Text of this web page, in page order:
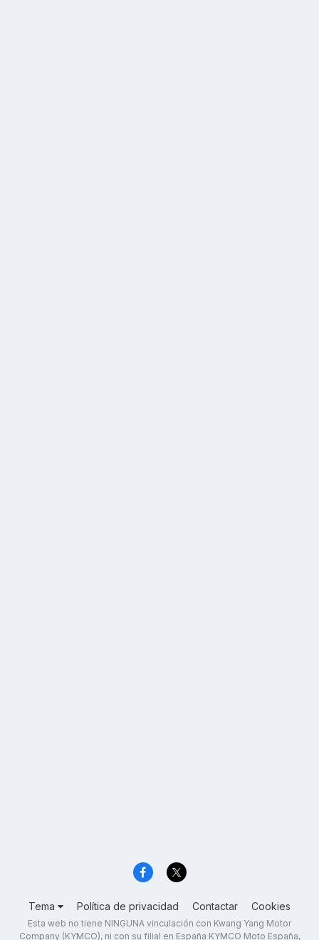
Tema Política de privacidad Contactar Cookies
Esta web no tiene NINGUNA vinculación con Kwang Yang Motor
Company (KYMCO), ni con su filial en España KYMCO Moto España,